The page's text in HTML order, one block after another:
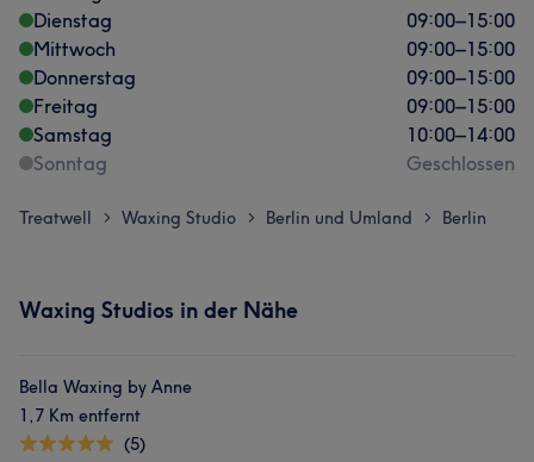
Dienstag
09:00–15:00
Mittwoch
09:00–15:00
Donnerstag
09:00–15:00
Freitag
09:00–15:00
Samstag
10:00–14:00
Sonntag
Geschlossen
Treatwell > Waxing Studio > Berlin und Umland > Berlin
Waxing Studios in der Nähe
Bella Waxing by Anne
1,7 Km entfernt
(5)